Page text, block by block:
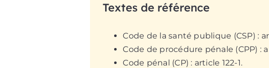
Textes de référence
Code de la santé publique (CSP) :
Code de procédure pénale (CPP) :
Code pénal (CP) : article 122-1.